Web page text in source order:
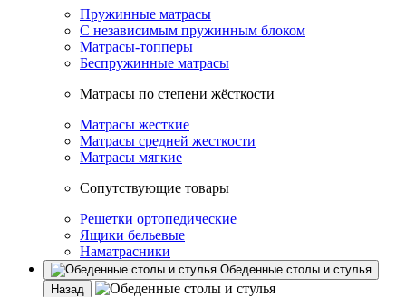
Пружинные матрасы
С независимым пружинным блоком
Матрасы-топперы
Беспружинные матрасы
Матрасы по степени жёсткости
Матрасы жесткие
Матрасы средней жесткости
Матрасы мягкие
Сопутствующие товары
Решетки ортопедические
Ящики бельевые
Наматрасники
Обеденные столы и стулья
Назад